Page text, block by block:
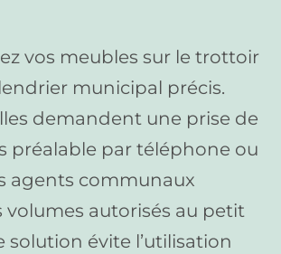
vos meubles sur le trottoir
municipal précis.
demandent une prise de
préalable par téléphone ou
agents communaux
volumes autorisés au petit
solution évite l’utilisation